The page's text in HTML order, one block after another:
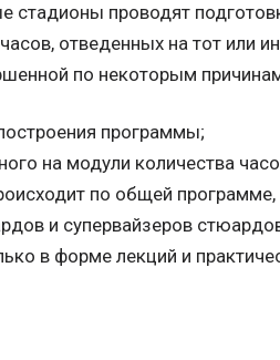
стадионы проводят
отведенных на тот или
по некоторым
программы;
на модули количества
по общей
и супервайзеров
в форме лекций и